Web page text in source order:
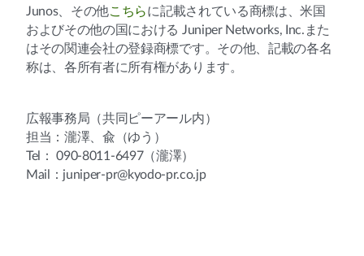
Junos、その他こちらに記載されている商標は、米国
およびその他の国における Juniper Networks, Inc.また
はその関連会社の登録商標です。その他、記載の各名
称は、各所有者に所有権があります。
広報事務局（共同ピーアール内）
担当：瀧澤、兪（ゆう）
Tel： 090-8011-6497（瀧澤）
Mail：juniper-pr@kyodo-pr.co.jp